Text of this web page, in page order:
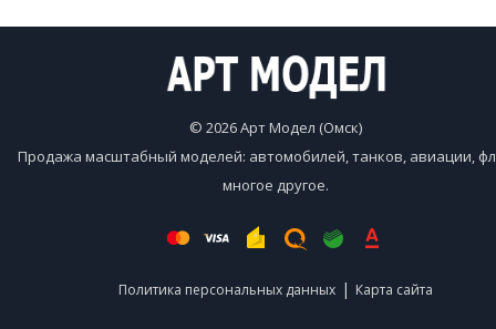
© 2026 Арт Модел (Омск)
Продажа масштабный моделей: автомобилей, танков, авиации,
многое другое.
Политика персональных данных | Карта сайта